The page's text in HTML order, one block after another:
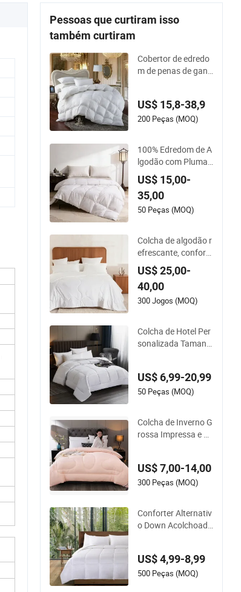
Pessoas que curtiram isso
também curtiram
Cobertor de edredo
m de penas de gans
godão de luxo
US$ 15,8-38,9
200 Peças (MOQ)
100% Edredom de A
lgodão com Plumas
de Pato Leve e Fofo
US$ 15,00-
35,00
50 Peças (MOQ)
Colcha de algodão r
efrescante, confort
ável, hipoalergênica,
de alta qualidade, d
urável e com sensaç
ão fresca para o ver
US$ 25,00-
40,00
300 Jogos (MOQ)
Colcha de Hotel Per
sonalizada Tamanh
Alternativa ao Dow
n por Atacado
US$ 6,99-20,99
50 Peças (MOQ)
Colcha de Inverno G
rossa Impressa e Fo
l para Outono e Inve
rno
US$ 7,00-14,00
300 Peças (MOQ)
Conforter Alternativ
o Down Acolchoado
l Microfibra Escova
da Quilt
US$ 4,99-8,99
500 Peças (MOQ)